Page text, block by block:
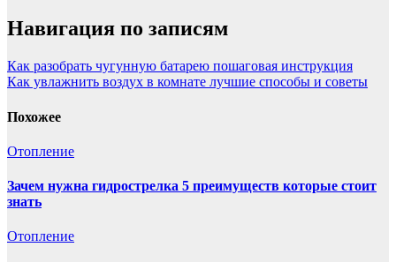
Навигация по записям
Как разобрать чугунную батарею пошаговая инструкция
Как увлажнить воздух в комнате лучшие способы и советы
Похожее
Отопление
Зачем нужна гидрострелка 5 преимуществ которые стоит
знать
Отопление